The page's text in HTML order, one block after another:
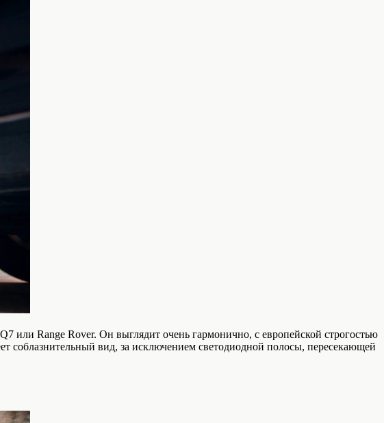
или Range Rover. Он выглядит очень гармонично, с европейской строгостью
соблазнительный вид, за исключением светодиодной полосы, пересекающей